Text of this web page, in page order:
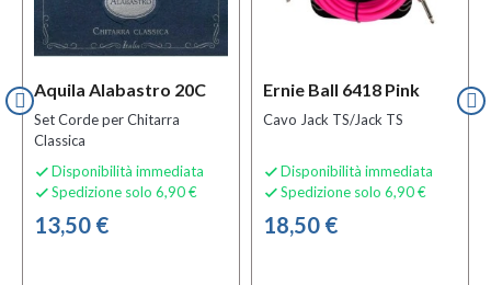
Aquila Alabastro 20C
Set Corde per Chitarra
Classica
 Disponibilità immediata
 Spedizione solo 6,90 €
13,50 €
Ernie Ball 6418 Pink
Cavo Jack TS/Jack TS
 Disponibilità immediata
 Spedizione solo 6,90 €
18,50 €